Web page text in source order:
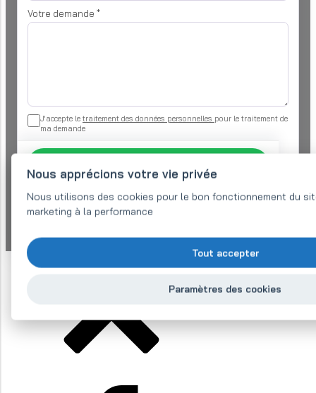
Votre demande *
J'accepte le traitement des données personnelles pour le traitement de
ma demande
Avez-vous besoin d’une offre plus rapidement ?
Appelez-nous au (+33) 1 89 48 07 39
Nous apprécions votre vie privée
Nous utilisons des cookies pour le bon fonctionnement du
marketing à la performance
Tout accepter
Paramètres des cookies